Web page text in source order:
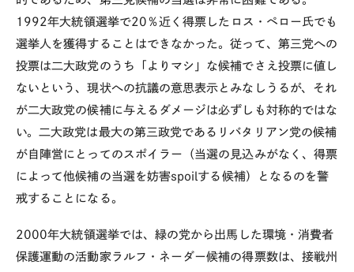
1992年大統領選挙で20 ％近く得票したロス・ペロー氏でも
選挙人を獲得することはできなかった。従って、第三党への
投票は二大政党のうち「よりマシ」な候補でさえ投票に値し
ないという、現状への抗議の意思表示とみなしうるが、それ
が二大政党の候補に与えるダメージは必ずしも対称的ではな
い。二大政党は最大の第三政党であるリバタリアン党の候補
が自陣営にとってのスポイラー（当選の見込みがなく、得票
によって他候補の当選を妨害spoilする候補）となるのを警
戒することになる。
2000年大統領選挙では、緑の党から出馬した環境・消費者
保護運動の活動家ラルフ・ネーダー候補の得票数は、接戦州